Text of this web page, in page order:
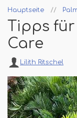
Hauptseite
Tipps
Care
Lilith Ritschel